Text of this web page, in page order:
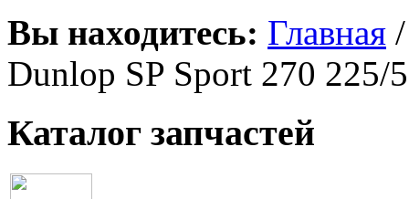
Вы находитесь: Главная
Dunlop SP Sport 270 225/
Каталог запчастей